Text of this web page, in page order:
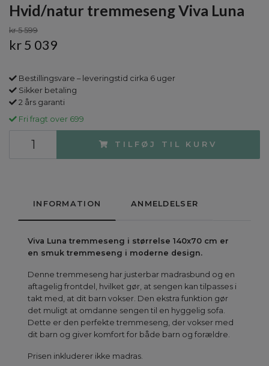
Hvid/natur tremmeseng Viva Luna
kr 5 599
kr 5 039
Bestillingsvare – leveringstid cirka 6 uger
Sikker betaling
2 års garanti
Fri fragt over 699
TILFØJ TIL KURV
INFORMATION ANMELDELSER
Viva Luna tremmeseng i størrelse 140x70 cm er
en smuk tremmeseng i moderne design.
Denne tremmeseng har justerbar madrasbund og en
aftagelig frontdel, hvilket gør, at sengen kan tilpasses i
takt med, at dit barn vokser. Den ekstra funktion gør
det muligt at omdanne sengen til en hyggelig sofa.
Dette er den perfekte tremmeseng, der vokser med
dit barn og giver komfort for både barn og forældre.
Prisen inkluderer ikke madras.